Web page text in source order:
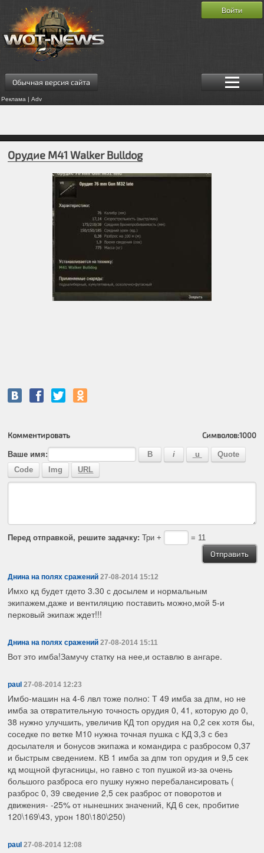
Обычная версия сайта
Реклама | Adv
Войти
Орудие M41 Walker Bulldog
Комментировать Символов:1000
Ваше имя:
Перед отправкой, решите задачку: Три + = 11
Днина на полях сражений 27-08-2014 15:12
Имхо кд будет гдето 3.30 с досылем и нормальным
экипажем,даже и вентиляцию поставить можно,мой 5-и
перковый экипаж ждет!!!
Днина на полях сражений 27-08-2014 15:11
Вот это имба!Замучу статку на нее,и оставлю в ангаре.
paul 27-08-2014 12:23
Имбо-машин на 4-6 лвл тоже полно: Т 49 имба за дпм, но не
имба за отвратительную точность орудия 0, 41, которую до 0,
38 нужно улучшить, увеличив КД топ орудия на 0,2 сек хотя бы,
соседке по ветке М10 нужна точная пушка с КД 3,3 с без
досылателя и бонусов экипажа и командира с разбросом 0,37
и быстрым сведением. КВ 1 имба за дпм топ орудия и 9,5 сек
кд мощной фугасницы, но гавно с топ пушкой из-за очень
большого разброса его пушку нужно перебалансировать (
разброс 0, 39 сведение 2,5 сек разброс от поворотов и
движения- -25% от нынешних значений, КД 6 сек, пробитие
120\169\43, урон 180\180\250)
paul 27-08-2014 12:08